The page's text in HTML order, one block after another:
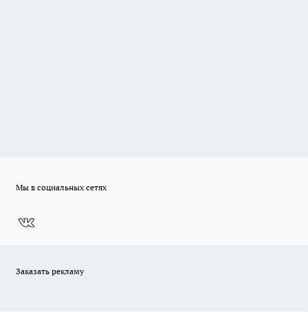
Мы в социальных сетях
Заказать рекламу